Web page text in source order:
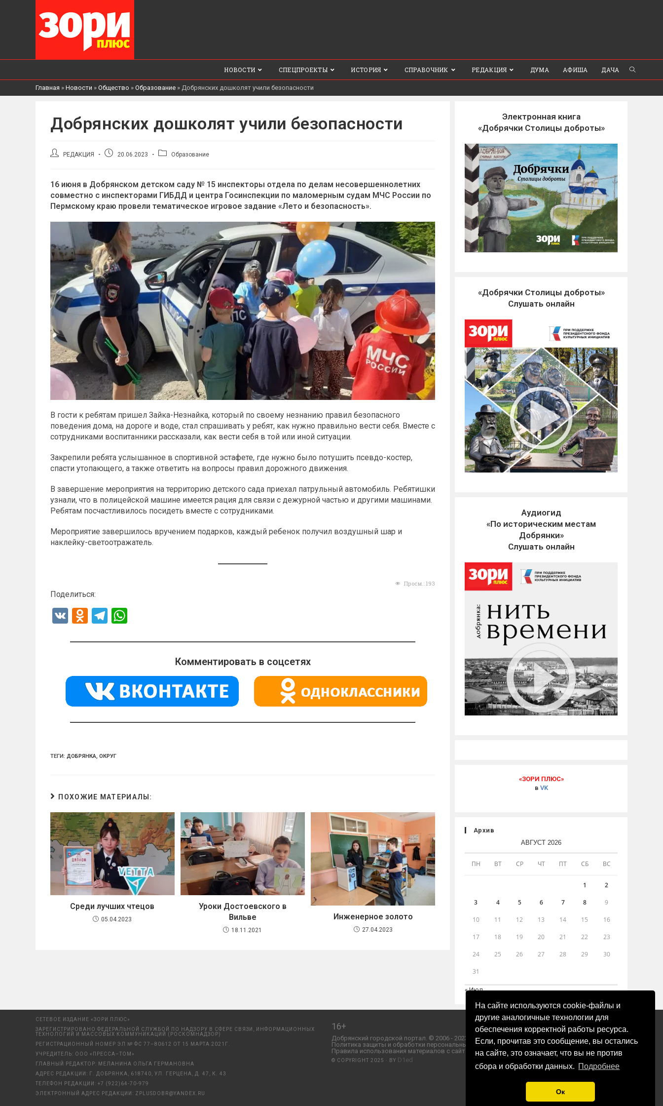
На сайте используются cookie-файлы и
другие аналогичные технологии для
обеспечения корректной работы ресурса.
Если, прочитав это сообщение, вы остались
на сайте, это означает, что вы не против
сбора и обработки данных. Подробнее
Ок
НОВОСТИ СПЕЦПРОЕКТЫ ИСТОРИЯ СПРАВОЧНИК РЕДАКЦИЯ ДУМА АФИША ДАЧА
Главная » Новости » Общество » Образование » Добрянских дошколят учили безопасности
Добрянских дошколят учили безопасности
АвторРЕДАКЦИЯ
Запись20.06.2023
РубрикаОбразование
16 июня в Добрянском детском саду № 15 инспекторы отдела по делам несовершеннолетних
совместно с инспекторами ГИБДД и центра Госинспекции по маломерным судам МЧС России по
Пермскому краю провели тематическое игровое задание «Лето и безопасность».
В гости к ребятам пришел Зайка-Незнайка, который по своему незнанию правил безопасного
поведения дома, на дороге и воде, стал спрашивать у ребят, как нужно правильно вести себя. Вместе с
сотрудниками воспитанники рассказали, как вести себя в той или иной ситуации.
Закрепили ребята услышанное в спортивной эстафете, где нужно было потушить псевдо-костер,
спасти утопающего, а также ответить на вопросы правил дорожного движения.
В завершение мероприятия на территорию детского сада приехал патрульный автомобиль. Ребятишки
узнали, что в полицейской машине имеется рация для связи с дежурной частью и другими машинами.
Ребятам посчастливилось посидеть вместе с сотрудниками.
Мероприятие завершилось вручением подарков, каждый ребенок получил воздушный шар и
наклейку-светоотражатель.
Просм.: 193
Поделиться:
V
O
n
kl
a
ss
ni
T
e
a
m
at
A
p
p
Комментировать в соцсетях
ТЕГИ: ДОБРЯНКА, ОКРУГ
ПОХОЖИЕ МАТЕРИАЛЫ:
Среди лучших чтецов
05.04.2023
Уроки Достоевского в
Вильве
18.11.2021
Инженерное золото
27.04.2023
Электронная книга
«Добрячки Столицы доброты»
«Добрячки Столицы доброты»
Слушать онлайн
Аудиогид
«По историческим местам
Добрянки»
Слушать онлайн
«ЗОРИ ПЛЮС»
в VK
Архив
АВГУСТ 2026
ПН ВТ СР ЧТ ПТ СБ ВС
1 2
3 4 5 6 7 8 9
10 11 12 13 14 15 16
17 18 19 20 21 22 23
24 25 26 27 28 29 30
31
« Июл
СЕТЕВОЕ ИЗДАНИЕ «ЗОРИ ПЛЮС»
ЗАРЕГИСТРИРОВАНО ФЕДЕРАЛЬНОЙ СЛУЖБОЙ ПО НАДЗОРУ В СФЕРЕ СВЯЗИ, ИНФОРМАЦИОННЫХ
ТЕХНОЛОГИЙ И МАССОВЫХ КОММУНИКАЦИЙ (РОСКОМНАДЗОР)
РЕГИСТРАЦИОННЫЙ НОМЕР ЭЛ № ФС 77–80612 ОТ 15 МАРТА 2021Г.
УЧРЕДИТЕЛЬ: ООО «ПРЕССА–ТОМ»
ГЛАВНЫЙ РЕДАКТОР: МЕЛАНИНА ОЛЬГА ГЕРМАНОВНА
АДРЕС РЕДАКЦИИ: Г. ДОБРЯНКА, 618740, УЛ. ГЕРЦЕНА, Д. 47, К. 43
ТЕЛЕФОН РЕДАКЦИИ: +7 (922)64-70-979
ЭЛЕКТРОННЫЙ АДРЕС РЕДАКЦИИ: ZPLUSDOBR@YANDEX.RU
16+
Добрянский городской портал. © 2006 - 2023 ООО «Пресса-Том».
Политика защиты и обработки персональных данных ООО «Пресса-Том».
Правила использования материалов с сайта «ЗОРИ ПЛЮС».
© COPYRIGHT 2025 · BY D1ed